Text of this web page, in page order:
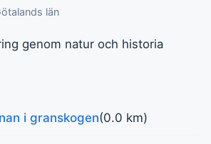
län
genom natur och historia
i granskogen(0.0 km)